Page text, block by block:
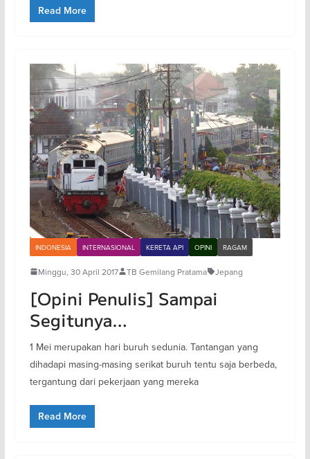
Read More
INDONESIA INTERNASIONAL KERETA API OPINI RAGAM
Minggu, 30 April 2017 TB Gemilang Pratama Jepang
[Opini Penulis] Sampai
Segitunya…
1 Mei merupakan hari buruh sedunia. Tantangan yang
dihadapi masing-masing serikat buruh tentu saja berbeda,
tergantung dari pekerjaan yang mereka
Read More